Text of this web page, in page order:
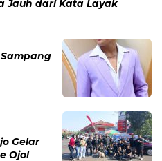
Jauh dari Kata Layak
Gelar
Ojol